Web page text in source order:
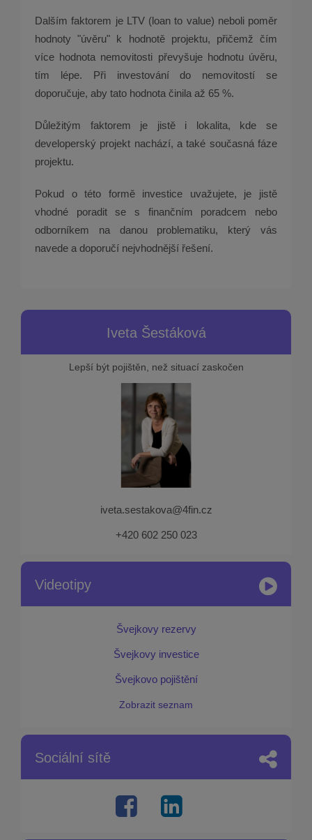
Dalším faktorem je LTV (loan to value) neboli poměr
hodnoty "úvěru" k hodnotě projektu, přičemž čím
více hodnota nemovitosti převyšuje hodnotu úvěru,
tím lépe. Při investování do nemovitostí se
doporučuje, aby tato hodnota činila až 65 %.
Důležitým faktorem je jistě i lokalita, kde se
developerský projekt nachází, a také současná fáze
projektu.
Pokud o této formě investice uvažujete, je jistě
vhodné poradit se s finančním poradcem nebo
odborníkem na danou problematiku, který vás
navede a doporučí nejvhodnější řešení.
Iveta Šestáková
Lepší být pojištěn, než situací zaskočen
iveta.sestakova@4fin.cz
+420 602 250 023
Videotipy
Švejkovy rezervy
Švejkovy investice
Švejkovo pojištění
Zobrazit seznam
Sociální sítě